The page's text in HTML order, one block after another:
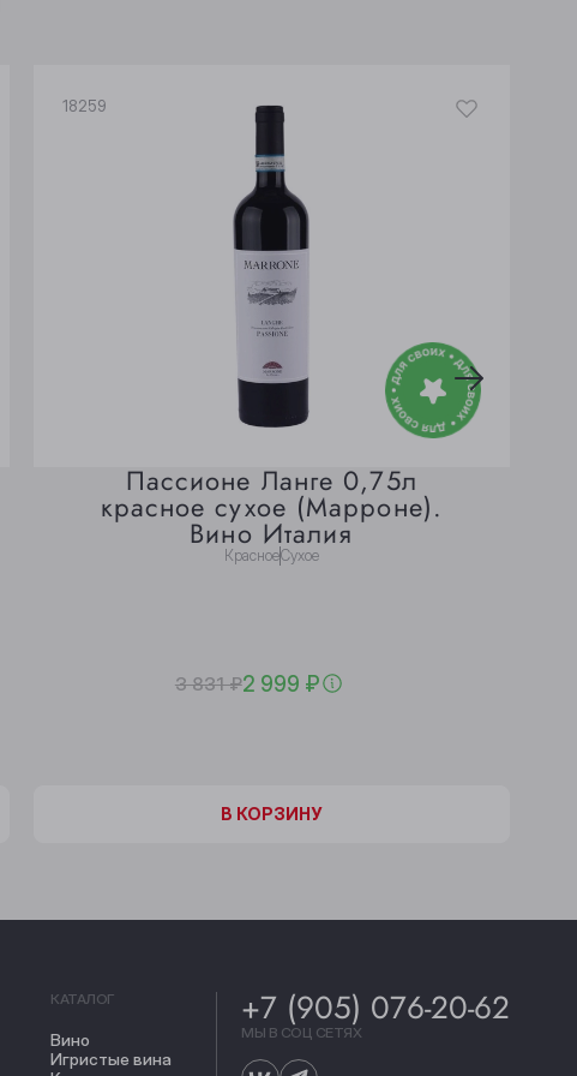
18259
Пассионе Ланге 0,75л
красное сухое (Марроне).
Вино Италия
КрасноеСухое
3 831 ₽2 999 ₽
В КОРЗИНУ
В КОРЗИНЕ
КАТАЛОГ
Вино
Игристые вина
+7 (905) 076-20-62
МЫ В СОЦ СЕТЯХ